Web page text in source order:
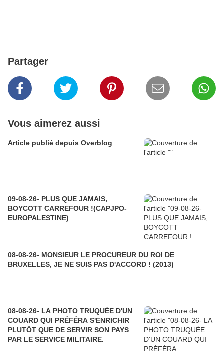
Partager
Vous aimerez aussi
Article publié depuis Overblog
09-08-26- PLUS QUE JAMAIS,
BOYCOTT CARREFOUR !(CAPJPO-
EUROPALESTINE)
08-08-26- MONSIEUR LE PROCUREUR DU ROI DE
BRUXELLES, JE NE SUIS PAS D'ACCORD ! (2013)
08-08-26- LA PHOTO TRUQUÉE D'UN
COUARD QUI PRÉFÉRA S'ENRICHIR
PLUTÔT QUE DE SERVIR SON PAYS
PAR LE SERVICE MILITAIRE.